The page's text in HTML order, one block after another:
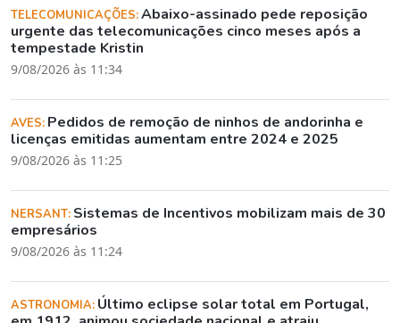
TELECOMUNICAÇÕES:Abaixo-assinado pede reposição
urgente das telecomunicações cinco meses após a
tempestade Kristin
9/08/2026 às 11:34
AVES: Pedidos de remoção de ninhos de andorinha e
licenças emitidas aumentam entre 2024 e 2025
9/08/2026 às 11:25
NERSANT: Sistemas de Incentivos mobilizam mais de 30
empresários
9/08/2026 às 11:24
ASTRONOMIA: Último eclipse solar total em Portugal,